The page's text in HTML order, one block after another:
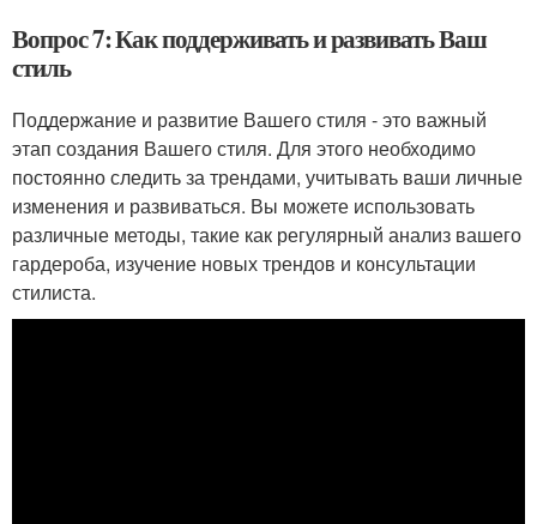
Вопрос 7: Как поддерживать и развивать Ваш
стиль
Поддержание и развитие Вашего стиля - это важный
этап создания Вашего стиля. Для этого необходимо
постоянно следить за трендами, учитывать ваши личные
изменения и развиваться. Вы можете использовать
различные методы, такие как регулярный анализ вашего
гардероба, изучение новых трендов и консультации
стилиста.